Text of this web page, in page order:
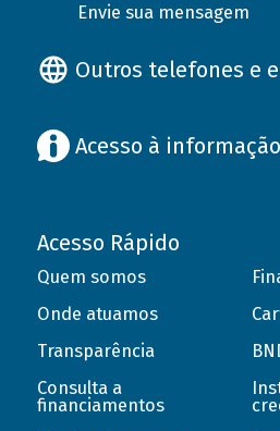
Envie sua mensagem
Outros telefones e
Acesso à informação
Acesso Rápido
Quem somos
Onde atuamos
Transparência
Consulta a
financiamentos